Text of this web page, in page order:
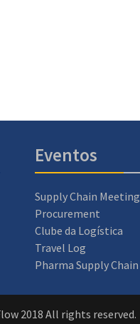
Eventos
Supply Chain Meeting
Procurement
Clube da Logística
Travel Log
Pharma Supply Chain
2018 All rights reserved.